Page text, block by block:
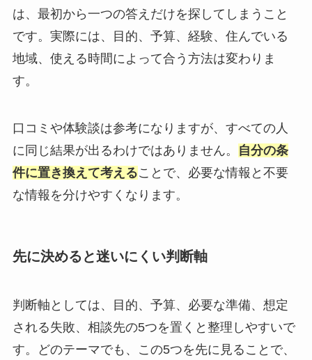
は、最初から一つの答えだけを探してしまうこと
です。実際には、目的、予算、経験、住んでいる
地域、使える時間によって合う方法は変わりま
す。
口コミや体験談は参考になりますが、すべての人
に同じ結果が出るわけではありません。
自分の条
件に置き換えて考えることで、必要な情報と不要
な情報を分けやすくなります。
先に決めると迷いにくい判断軸
判断軸としては、目的、予算、必要な準備、想定
される失敗、相談先の5つを置くと整理しやすいで
す。どのテーマでも、この5つを先に見ることで、